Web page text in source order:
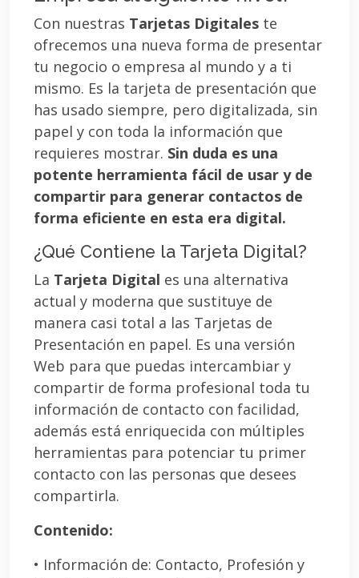
Con nuestras Tarjetas Digitales te
ofrecemos una nueva forma de presentar
tu negocio o empresa al mundo y a ti
mismo. Es la tarjeta de presentación que
has usado siempre, pero digitalizada, sin
papel y con toda la información que
requieres mostrar. Sin duda es una
potente herramienta fácil de usar y de
compartir para generar contactos de
forma eficiente en esta era digital.
¿Qué Contiene la Tarjeta Digital?
La Tarjeta Digital es una alternativa
actual y moderna que sustituye de
manera casi total a las Tarjetas de
Presentación en papel. Es una versión
Web para que puedas intercambiar y
compartir de forma profesional toda tu
información de contacto con facilidad,
además está enriquecida con múltiples
herramientas para potenciar tu primer
contacto con las personas que desees
compartirla.
Contenido:
• Información de: Contacto, Profesión y